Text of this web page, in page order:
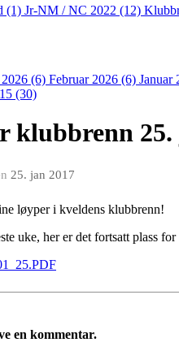
(1) Jr-NM / NC 2022 (12)
(6) Februar 2026 (6) Januar
(30)
klubbrenn
25. jan 2017
løyper i kveldens klubbrenn!
uke, her er det fortsatt plass
en kommentar.